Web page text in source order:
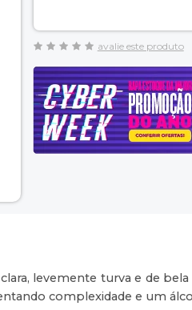
avalie este produto
levemente turva e de
complexidade e um